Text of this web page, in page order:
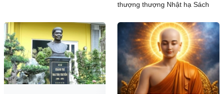
thượng thượng Nhật hạ Sách